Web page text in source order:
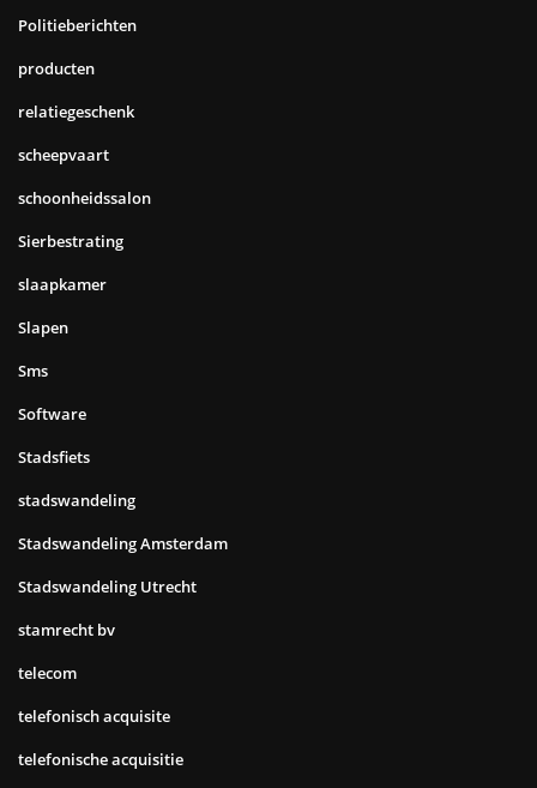
Politieberichten
producten
relatiegeschenk
scheepvaart
schoonheidssalon
Sierbestrating
slaapkamer
Slapen
Sms
Software
Stadsfiets
stadswandeling
Stadswandeling Amsterdam
Stadswandeling Utrecht
stamrecht bv
telecom
telefonisch acquisite
telefonische acquisitie